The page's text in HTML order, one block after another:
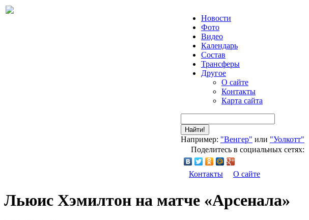
Новости
Фото
Видео
Календарь
Состав
Трансферы
Другое
О сайте
Контакты
Карта сайта
Найти!
Например: "Венгер" или "Уолкотт"
Поделитесь в социальных сетях:
Контакты О сайте
Льюис Хэмилтон на матче «Арсенала»